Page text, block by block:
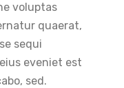
voluptas
quaerat,
sequi
eveniet est
sed.